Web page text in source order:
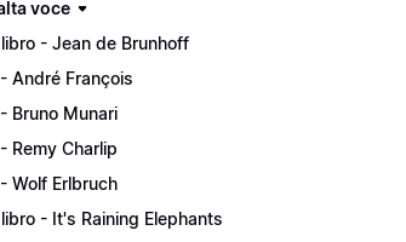
voce
- Jean de Brunhoff
André François
Bruno Munari
Remy Charlip
Wolf Erlbruch
- It's Raining Elephants